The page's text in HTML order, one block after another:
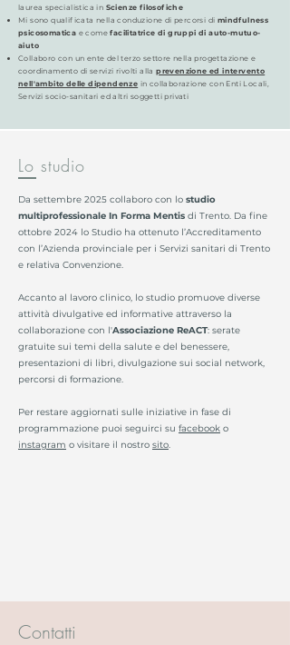
laurea specialistica in Scienze filosofiche
Mi sono qualificata nella conduzione di percorsi di mindfulness
psicosomatica e comefacilitatrice di gruppi di auto-mutuo-
aiuto
Collaboro con un ente del terzo settore nella progettazione e
coordinamento di servizi rivolti allaprevenzione ed intervento
nell'ambito delle dipendenze in collaborazione con Enti Locali,
Servizi socio-sanitari ed altri soggetti privati
Da settembre 2025 collaboro con lo studio
multiprofessionale In Forma Mentis di Trento. Da fine
ottobre 2024 lo Studio ha ottenuto l’Accreditamento
con l’Azienda provinciale per i Servizi sanitari di Trento
e relativa Convenzione.
Accanto al lavoro clinico, ​lo studio promuove diverse
attività divulgative ed informative attraverso la
collaborazione con l'Associazione ReACT: serate
gratuite sui temi della salute e del benessere,
presentazioni di libri, divulgazione sui social network,
percorsi di formazione.
Per restare aggiornati sulle iniziative in fase di
programmazione puoi seguirci su facebook o
instagram o visitare il nostro sito.
Lo studio
Contatti